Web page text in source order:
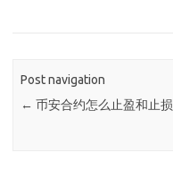
Post navigation
← 币安合约怎么止盈和止损